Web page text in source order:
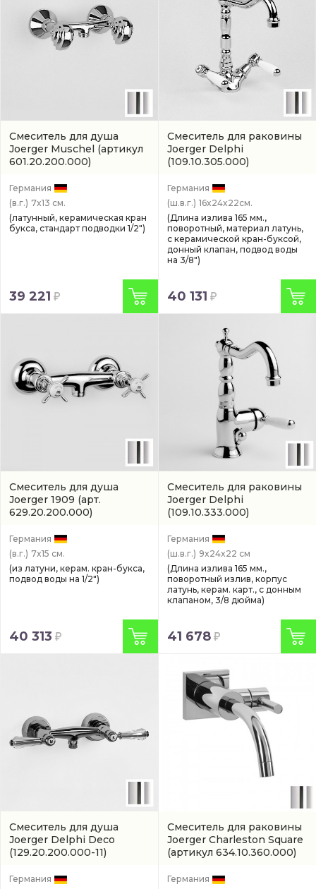
Смеситель для душа
Joerger Muschel (артикул
601.20.200.000)
Германия
(в.г.) 7x13 см.
(латунный, керамическая кран
букса, стандарт подводки 1/2")
39 221
Смеситель для раковины
Joerger Delphi
(109.10.305.000)
Германия
(ш.в.г.) 16x24x22см.
(Длина излива 165 мм.,
поворотный, материал латунь,
с керамической кран-буксой,
донный клапан, подвод воды
на 3/8")
40 131
Смеситель для душа
Joerger 1909 (арт.
629.20.200.000)
Германия
(в.г.) 7x15 см.
(из латуни, керам. кран-букса,
подвод воды на 1/2")
40 313
Смеситель для раковины
Joerger Delphi
(109.10.333.000)
Германия
(ш.в.г.) 9x24x22 см
(Длина излива 165 мм.,
поворотный излив, корпус
латунь, керам. карт., с донным
клапаном, 3/8 дюйма)
41 678
Смеситель для душа
Joerger Delphi Deco
(129.20.200.000-11)
Германия
Смеситель для раковины
Joerger Charleston Square
(артикул 634.10.360.000)
Германия